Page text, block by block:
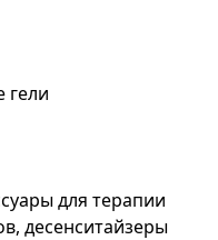
гели
для терапии
десенситайзеры